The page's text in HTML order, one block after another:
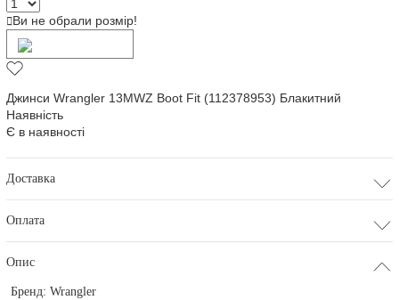
Ви не обрали розмір!
Джинси Wrangler 13MWZ Boot Fit (112378953) Блакитний
Наявність
Є в наявності
Доставка
Оплата
Опис
Бренд:Wrangler